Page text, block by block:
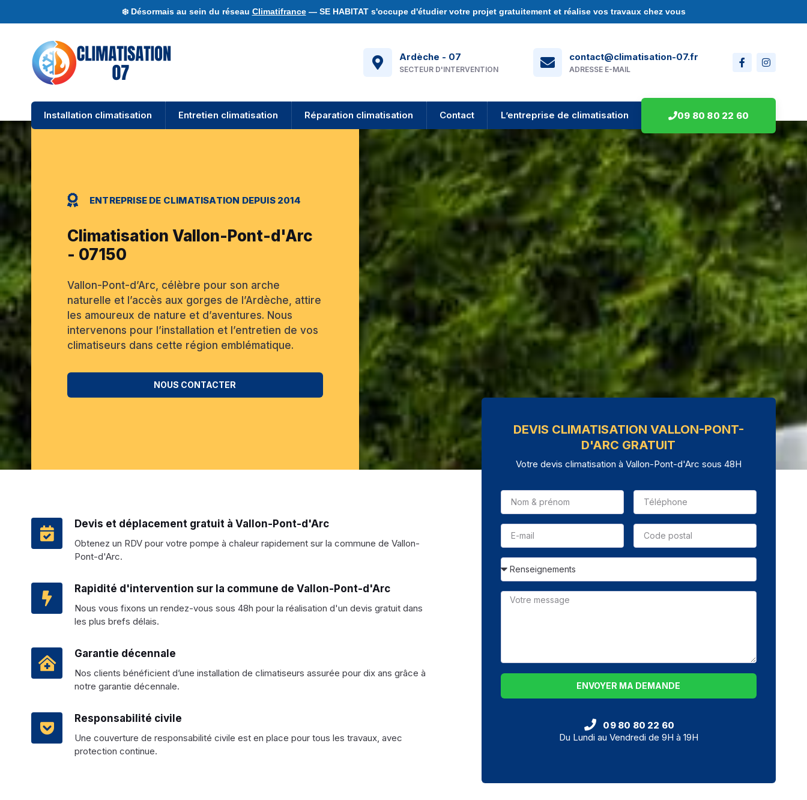
❄️ Désormais au sein du réseau Climatifrance— SE HABITAT s'occupe d'étudier votre projet gratuitement et réalise vos travaux chez vous
Ardèche - 07
SECTEUR D'INTERVENTION
contact@climatisation-07.fr
ADRESSE E-MAIL
Installation climatisation Entretien climatisation Réparation climatisation Contact L’entreprise de climatisation 09 80 80 22 60
ENTREPRISE DE CLIMATISATION DEPUIS 2014
Climatisation Vallon-Pont-d'Arc
- 07150
Vallon-Pont-d’Arc, célèbre pour son arche
naturelle et l’accès aux gorges de l’Ardèche, attire
les amoureux de nature et d’aventures. Nous
intervenons pour l’installation et l’entretien de vos
climatiseurs dans cette région emblématique.
NOUS CONTACTER
Devis et déplacement gratuit à Vallon-Pont-d'Arc
Obtenez un RDV pour votre pompe à chaleur rapidement sur la commune de Vallon-
Pont-d'Arc.
Rapidité d'intervention sur la commune de Vallon-Pont-d'Arc
Nous vous fixons un rendez-vous sous 48h pour la réalisation d'un devis gratuit dans
les plus brefs délais.
Garantie décennale
Nos clients bénéficient d’une installation de climatiseurs assurée pour dix ans grâce à
notre garantie décennale.
Responsabilité civile
Une couverture de responsabilité civile est en place pour tous les travaux, avec
protection continue.
DEVIS CLIMATISATION VALLON-PONT-
D'ARC GRATUIT
Votre devis climatisation à Vallon-Pont-d'Arc sous 48H
ENVOYER MA DEMANDE
09 80 80 22 60
Du Lundi au Vendredi de 9H à 19H